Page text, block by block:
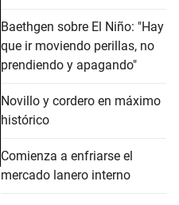
Baethgen sobre El Niño: "Hay
que ir moviendo perillas, no
prendiendo y apagando"
Novillo y cordero en máximo
histórico
Comienza a enfriarse el
mercado lanero interno